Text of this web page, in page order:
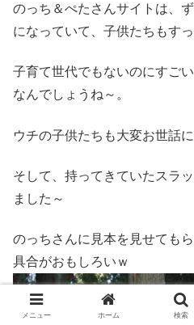
のっち＆ぺたさんサイトは、
になっていて、子供たちもす
子育て世代でもないのにすご
なんでしょうね～。
ウチの子供たちも大変お世話
そして、持ってきていたスラ
ました～
のっちさんに見本を見せても
具合がおもしろいｗ
メニュー ホーム 検索